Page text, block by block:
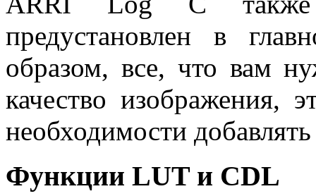
предустановлен в
образом, все, что вам
качество изображения,
необходимости
Функции LUT и CDL